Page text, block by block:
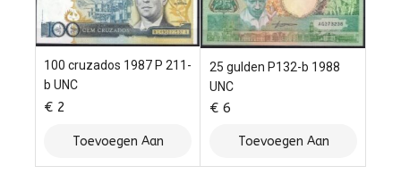
100 cruzados 1987 P 211-
b UNC
€ 2
Toevoegen Aan
Winkelwagen
25 gulden P132-b 1988
UNC
€ 6
Toevoegen Aan
Winkelwagen